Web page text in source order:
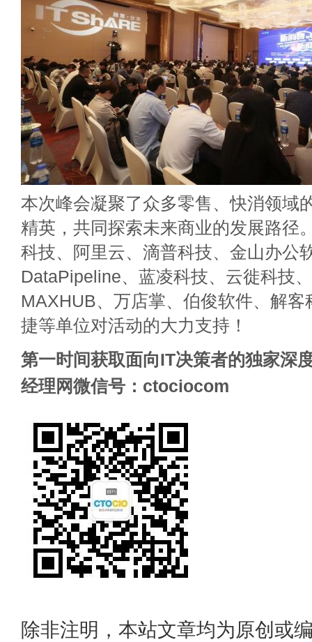
本次峰会凝聚了众多零售、快消领域
精英，共同探索未来商业的发展路径
科技、阿里云、滴普科技、金山办公
DataPipeline、蓝凌科技、云徙科技
MAXHUB、万店掌、伯俊软件、解客
捷等单位对活动的大力支持！
第一时间获取面向IT决策者的独家深
经理网微信号：ctociocom
除非注明，本站文章均为原创或